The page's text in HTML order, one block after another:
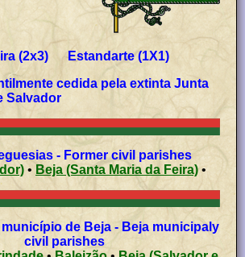
(2x3) Estandarte (1X1)
cedida pela extinta Junta
Salvador
- Former civil parishes
• Beja (Santa Maria da Feira)•
de Beja - Beja municipaly
civil parishes